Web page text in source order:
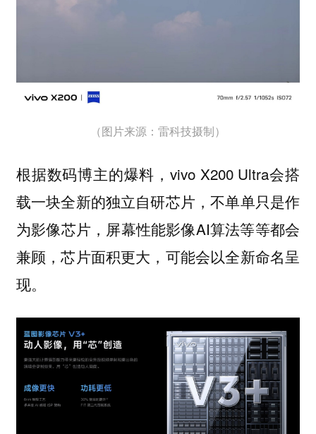
（图片来源：雷科技摄制）
根据数码博主的爆料，vivo X200 Ultra会搭
载一块全新的独立自研芯片，不单单只是作
为影像芯片，屏幕性能影像AI算法等等都会
兼顾，芯片面积更大，可能会以全新命名呈
现。